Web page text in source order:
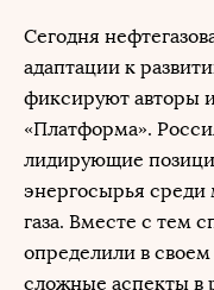
Сегодня
адаптации к
фиксируют авторы
«Платформа».
лидирующие
энергосырья
газа. Вместе с тем
определили в
сложные аспекты в